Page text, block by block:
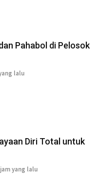
Pahabol di Pelosok
lalu
Diri Total untuk
yang lalu